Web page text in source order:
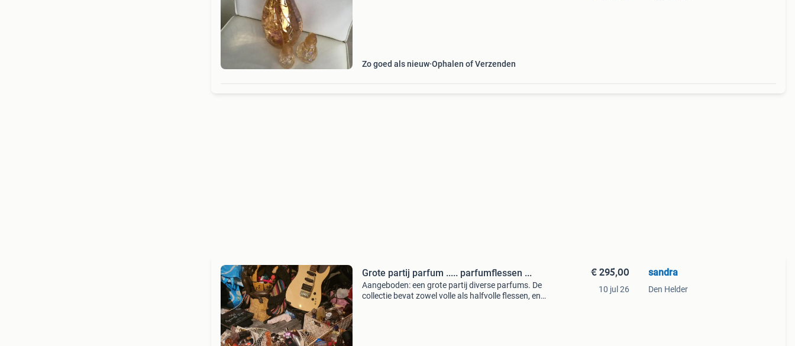
Zo goed als nieuw Ophalen of Verzenden
Grote partij parfum ..... parfumflessen ...
Aangeboden: een grote partij diverse parfums. De
collectie bevat zowel volle als halfvolle flessen, en
€ 295,00
10 jul 26
sandra
Den Helder